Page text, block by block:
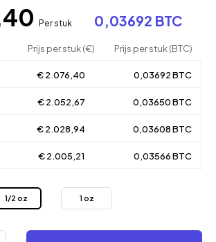
Per stuk 0,03692 BTC
Prijs per stuk (€) Prijs per stuk (BTC)
€ 2.076,40 0,03692 BTC
€ 2.052,67 0,03650 BTC
€ 2.028,94 0,03608 BTC
€ 2.005,21 0,03566 BTC
1/2 oz 1 oz